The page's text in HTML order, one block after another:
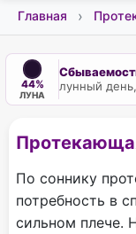
Главная
44%
ЛУНА
лунный
По соннику
потребность в
сильном плече.